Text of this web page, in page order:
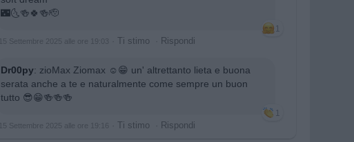
🌃🌜🍻🍀🍻🫡
1
15 Settembre 2025 alle ore 19:03 Ti stimo Rispondi
Dr00py: zioMax Ziomax ☺️😁 un' altrettanto lieta e buona
serata anche a te e naturalmente come sempre un buon
tutto 😎😁🍻🍻🍻
1
15 Settembre 2025 alle ore 19:16 Ti stimo Rispondi